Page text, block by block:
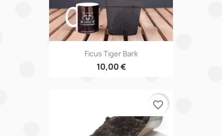
Ficus Tiger Bark
10,00 €
favorite_border